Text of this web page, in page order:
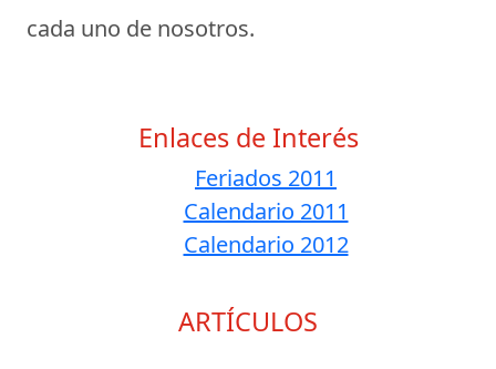
cada uno de nosotros.
Enlaces de Interés
Feriados 2011
Calendario 2011
Calendario 2012
ARTÍCULOS